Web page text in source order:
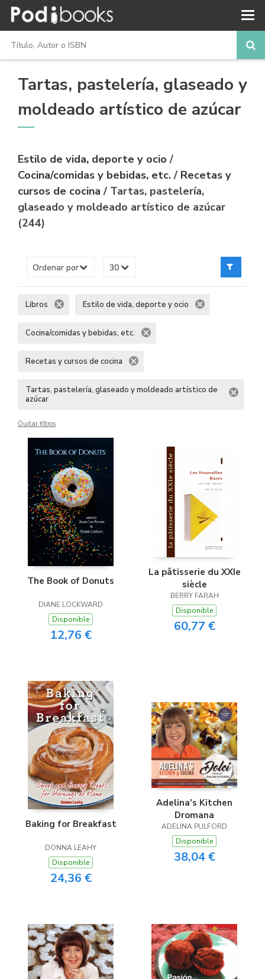
Tartas, pastelería, glaseado y
moldeado artístico de azúcar
Estilo de vida, deporte y ocio/
Cocina/comidas y bebidas, etc./ Recetas y
cursos de cocina/ Tartas, pastelería,
glaseado y moldeado artístico de azúcar
(244)
Libros Estilo de vida, deporte y ocio
Cocina/comidas y bebidas, etc.
Recetas y cursos de cocina
Tartas, pastelería, glaseado y moldeado artístico de
azúcar
Quitar filtros
The Book of Donuts
DIANE LOCKWARD
Disponible
12,76 €
La pâtisserie du XXIe
siècle
BERRY FARAH
Disponible
60,77 €
Baking for Breakfast
DONNA LEAHY
Disponible
24,36 €
Adelina's Kitchen
Dromana
ADELINA PULFORD
Disponible
38,04 €